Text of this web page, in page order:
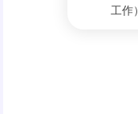
工作）